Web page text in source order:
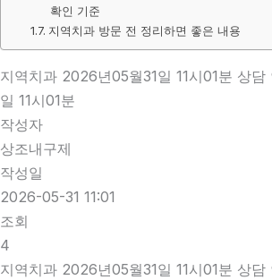
확인 기준
지역치과 방문 전 정리하면 좋은 내용
지역치과 2026년05월31일 11시01분 상
일 11시01분
작성자
상조내구제
작성일
2026-05-31 11:01
조회
4
지역치과 2026년05월31일 11시01분 상